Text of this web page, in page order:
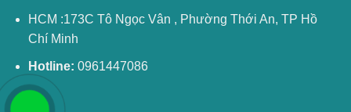
HCM :173C Tô Ngọc Vân , Phường Thới An, TP Hồ
Chí Minh
Hotline: 0961447086